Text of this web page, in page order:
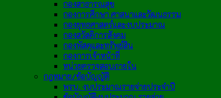
กองสาธารณสุข
กองการศึกษา ศาสนาและวัฒนธรรม
กองยุทธศาสตร์และงบประมาณ
กองสวัสดิการสังคม
กองพัสดุและทรัพย์สิน
กองการเจ้าหน้าที่
หน่วยตรวจสอบภายใน
กฎหมาย/ข้อบัญญัติ
พรบ. งบประมาณรายจ่ายประจำปี